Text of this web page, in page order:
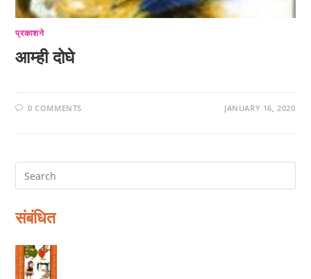
प्रकाशने
आम्ही दोघे
0 COMMENTS JANUARY 16, 2020
संबंधित